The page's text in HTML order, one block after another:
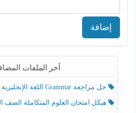
إضافة
آخر الملفات
حل مراجعة Grammar اللغة الإنجليزية الصف الخامس الفصل الثالث
هيكل امتحان العلوم المتكاملة الصف الخامس عام